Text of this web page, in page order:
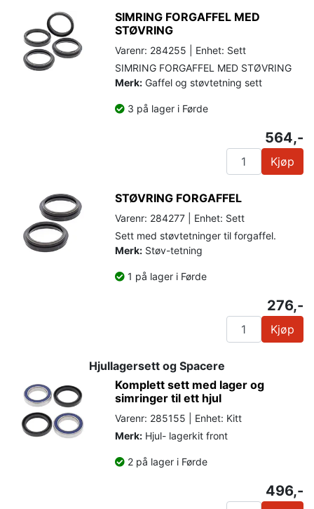
SIMRING FORGAFFEL MED
STØVRING
Varenr: 284255 | Enhet: Sett
SIMRING FORGAFFEL MED STØVRING
Merk: Gaffel og støvtetning sett
3 på lager i Førde
564,-
Kjøp
STØVRING FORGAFFEL
Varenr: 284277 | Enhet: Sett
Sett med støvtetninger til forgaffel.
Merk: Støv-tetning
1 på lager i Førde
276,-
Kjøp
Hjullagersett og Spacere
Komplett sett med lager og
simringer til ett hjul
Varenr: 285155 | Enhet: Kitt
Merk: Hjul- lagerkit front
2 på lager i Førde
496,-